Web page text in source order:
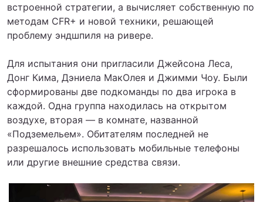
встроенной стратегии, а вычисляет собственную по
методам CFR+ и новой техники, решающей
проблему эндшпиля на ривере.
Для испытания они пригласили Джейсона Леса,
Донг Кима, Дэниела МакОлея и Джимми Чоу. Были
сформированы две подкоманды по два игрока в
каждой. Одна группа находилась на открытом
воздухе, вторая — в комнате, названной
«Подземельем». Обитателям последней не
разрешалось использовать мобильные телефоны
или другие внешние средства связи.